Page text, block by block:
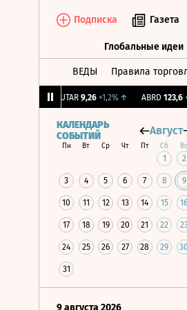
Подписка Газета
Глобальные идеи
ВЕДЫ Правила
UTAR 9,26 +1,2%↑ ABRD 123,6
КАЛЕНДАРЬ
СОБЫТИЙ
Август
Пн Вт Ср Чт Пт Сб Вс
1 2
3 4 5 6 7 8 9
10 11 12 13 14 15 16
17 18 19 20 21 22
24 25 26 27 28 29 30
31
9 августа 2026